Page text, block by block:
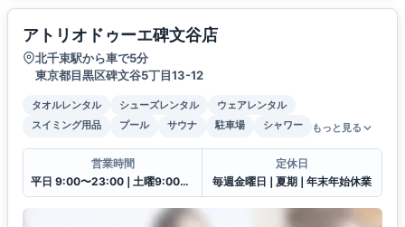
アトリオドゥーエ碑文谷店
北千束駅から車で5分
東京都目黒区碑文谷5丁目13-12
タオルレンタル シューズレンタル
ウェアレンタル
スイミング用品
プール サウナ 駐車場 シャワー もっと見る
営業時間
平日 9:00〜23:00❘土曜9:00〜21:00❘日祝9:00〜20:00
定休日
毎週金曜日❘夏期❘年末年始休業